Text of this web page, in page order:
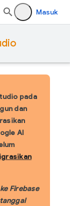
Masuk
pada
dan
AI
Firebase